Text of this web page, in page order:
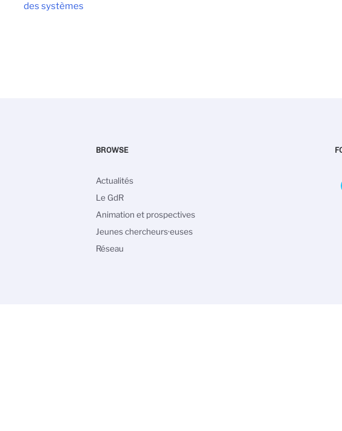
des systèmes
BROWSE
Navigation
principale
Actualités
Le GdR
Animation et prospectives
Jeunes chercheurs·euses
Réseau